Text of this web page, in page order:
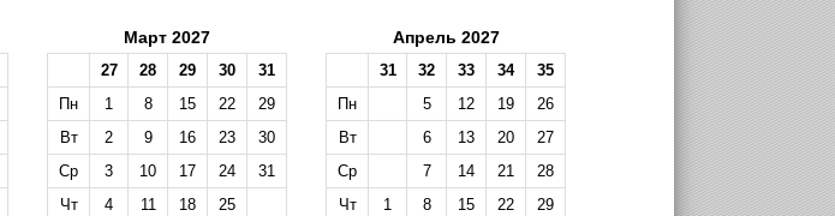
Март 2027
27 28 29 30
31
Пн
1 8 15 22
29
Вт
2 9 16 23
30
Ср
3 10 17 24
31
Чт
4 11 18
25
Апрель 2027
31 32 33 34
35
Пн
5 12 19
26
Вт
6 13 20
27
Ср
7 14 21
28
Чт
1 8 15 22
29